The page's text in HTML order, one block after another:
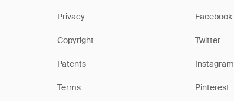
Privacy
Copyright
Patents
Terms
Facebook
Twitter
Instagram
Pinterest